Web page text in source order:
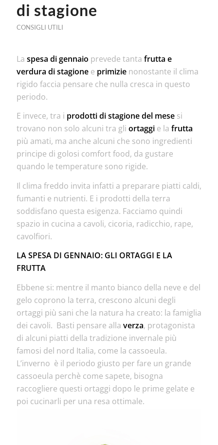
di stagione
CONSIGLI UTILI
La spesa di gennaio prevede tanta frutta e
verdura di stagionee primizienonostante il clima
rigido faccia pensare che nulla cresca in questo
periodo.
E invece, tra i prodotti di stagione del mesesi
trovano non solo alcuni tra gli ortaggie la frutta
più amati, ma anche alcuni che sono ingredienti
principe di golosi comfort food, da gustare
quando le temperature sono rigide.
Il clima freddo invita infatti a preparare piatti caldi,
fumanti e nutrienti. E i prodotti della terra
soddisfano questa esigenza. Facciamo quindi
spazio in cucina a cavoli, cicoria, radicchio, rape,
cavolfiori.
LA SPESA DI GENNAIO: GLI ORTAGGI E LA
FRUTTA
Ebbene si: mentre il manto bianco della neve e del
gelo coprono la terra, crescono alcuni degli
ortaggi più sani che la natura ha creato: la famiglia
dei cavoli. Basti pensare alla verza, protagonista
di alcuni piatti della tradizione invernale più
famosi del nord Italia, come la cassoeula.
L’inverno è il periodo giusto per fare un grande
cassoeula perchè come sapete, bisogna
raccogliere questi ortaggi dopo le prime gelate e
poi cucinarli per una resa ottimale.